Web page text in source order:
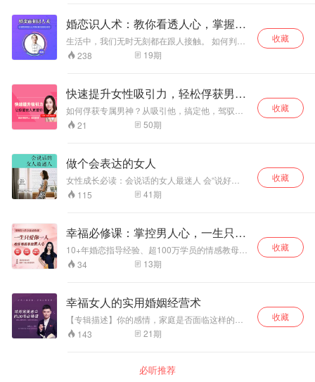
定的走下去，如同险峻的高山挡不住汹涌的波
涛，汹涌的波涛也挡不住你前行的孤舟； 又无论
我们遇到什么挫折，拥有什么成就，我们都应该
把他们当成过眼云烟而一笑而过，漂亮的终点才
是我们生命的使命，如同广阔的晴空挡不住突来
明，我们都应该保持乐观淡定的心态去面对一切
得失。 本专辑的目的是希望帮助那些想要奋斗或
正在奋斗的时候却遇到人生的各种沟沟坎坎的朋
友们，能在他们失意彷徨时为他们点亮一根蜡
的理想！
婚恋识人术：教你看透人心，掌握社
交主动权
生活中，我们无时无刻都在跟人接触。 如何判断
对方是否能健康长寿与你白头到老？ 为什么有些
人运气很好却容易早逝？ 那些人容易遇到桃花
己，让自己在相亲、恋爱、婚姻、职业、交友中
掌握主动权呢？ 《婚恋面相识人术》，19招教你
看透人心，掌握人际交往主动权
238 19期
收藏
快速提升女性吸引力，轻松俘获男人
心
如何俘获专属男神？从吸引他，搞定他，驾驭
他，到让他一辈子爱你。还有搞不定的男人，就
来学习这50个策略。本课试用与单身和恋爱中的
21 50期
收藏
做个会表达的女人
女性成长必读：会说话的女人最迷人 会“说好
话”“说对话”的女人，机会就会自动找上门。 ● 遮
掩锋芒适度装傻，让你说话更灵活 ● 会撒娇的女
默风趣＝女人拓展人脉的法宝 ●柔软身段＋甜言
蜜语＋傻里傻气＝女人无法招架的魅力 ● “会说
话”的女人，男人就会心甘情愿为你做牛做马。 想
让生活变得更美好、更快乐的女人一定要知道
蒸日上；爱情学分永远满分；家庭生活幸福美
满。 教你用“说话”打造出女人独特的个人魅力！
说出一生快乐，话出一世幸福。
115 41期
收藏
幸福必修课：掌控男人心，一生只爱
你一人
10+年婚恋指导经验、超100万学员的情感教母，
手把手教你秒懂男人喜好和弱点，破除身边复杂
关系，让他只钟爱你一人
34 13期
收藏
幸福女人的实用婚姻经营术
【专辑描述】你的感情，家庭是否面临这样的问
题？无效沟通、无主见、成长不同步、婆媳大
战、 激情不再、 感情不和 、冷暴力、异地分
理学，教你学会读心术，避开感情减分项、看透
他的软肋、 识破他的谎言让他对你温柔，引导对
143 21期
收藏
必听推荐